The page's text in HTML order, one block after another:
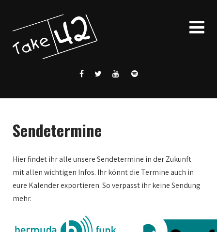
Sendetermine
Hier findet ihr alle unsere Sendetermine in der Zukunft
mit allen wichtigen Infos. Ihr könnt die Termine auch in
eure Kalender exportieren. So verpasst ihr keine Sendung
mehr.